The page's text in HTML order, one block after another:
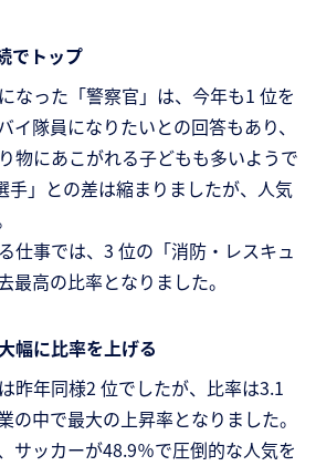
でトップ
なった「警察官」は、今年も1 位を
イ隊員になりたいとの回答もあり、
物にあこがれる子どもも多いようで
手」との差は縮まりましたが、人気
仕事では、3 位の「消防・レスキュ
最高の比率となりました。
幅に比率を上げる
昨年同様2 位でしたが、比率は3.1
の中で最大の上昇率となりました。
サッカーが48.9％で圧倒的な人気を